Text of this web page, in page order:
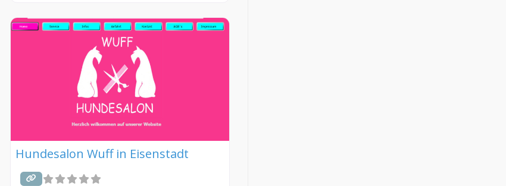
Hundesalon Wuff in Eisenstadt